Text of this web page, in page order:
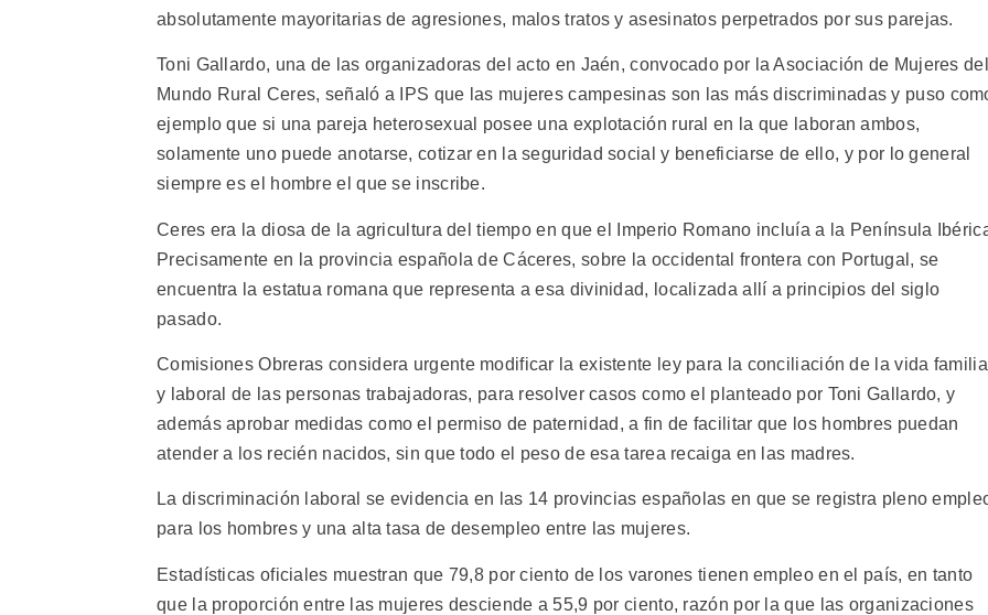
absolutamente mayoritarias de agresiones, malos tratos y asesinatos perpetrados por sus parejas.
Toni Gallardo, una de las organizadoras del acto en Jaén, convocado por la Asociación de Mujeres del
Mundo Rural Ceres, señaló a IPS que las mujeres campesinas son las más discriminadas y puso
ejemplo que si una pareja heterosexual posee una explotación rural en la que laboran ambos,
solamente uno puede anotarse, cotizar en la seguridad social y beneficiarse de ello, y por lo general
siempre es el hombre el que se inscribe.
Ceres era la diosa de la agricultura del tiempo en que el Imperio Romano incluía a la Península
Precisamente en la provincia española de Cáceres, sobre la occidental frontera con Portugal, se
encuentra la estatua romana que representa a esa divinidad, localizada allí a principios del siglo
pasado.
Comisiones Obreras considera urgente modificar la existente ley para la conciliación de la vida
y laboral de las personas trabajadoras, para resolver casos como el planteado por Toni Gallardo, y
además aprobar medidas como el permiso de paternidad, a fin de facilitar que los hombres puedan
atender a los recién nacidos, sin que todo el peso de esa tarea recaiga en las madres.
La discriminación laboral se evidencia en las 14 provincias españolas en que se registra pleno
para los hombres y una alta tasa de desempleo entre las mujeres.
Estadísticas oficiales muestran que 79,8 por ciento de los varones tienen empleo en el país, en tanto
que la proporción entre las mujeres desciende a 55,9 por ciento, razón por la que las organizaciones